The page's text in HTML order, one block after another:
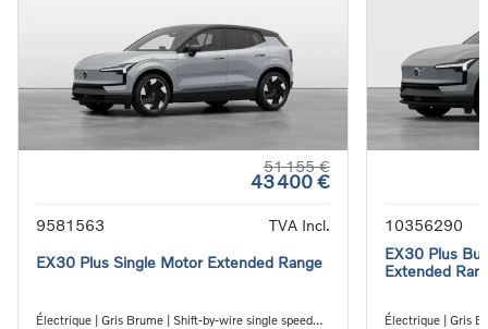
51 155 €
43 400 €
9581563
TVA Incl.
EX30 Plus Single Motor Extended Range
Électrique | Gris Brume | Shift-by-wire single speed
10356290
EX30 Plus
Extended
Électrique | Gris